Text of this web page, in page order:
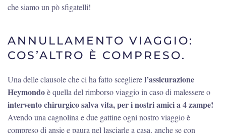
che siamo un pò sfigatelli!
ANNULLAMENTO VIAGGIO:
COS’ALTRO È COMPRESO.
Una delle clausole che ci ha fatto sceglierel’assicurazione
Heymondoè quella del rimborso viaggio in caso di malessere o
intervento chirurgico salva vita, per i nostri amici a 4 zampe!
Avendo una cagnolina e due gattine ogni nostro viaggio è
compreso di ansie e paura nel lasciarle a casa, anche se con